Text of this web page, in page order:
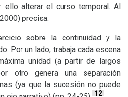
ello alterar el curso temporal. Al
precisa:
sobre la continuidad y la
Por un lado, trabaja cada escena
unidad (a partir de largos
otro genera una separación
(ya que la sucesión no puede
12